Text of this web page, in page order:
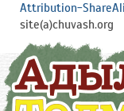
Attribution-
site(a)chuvash.org